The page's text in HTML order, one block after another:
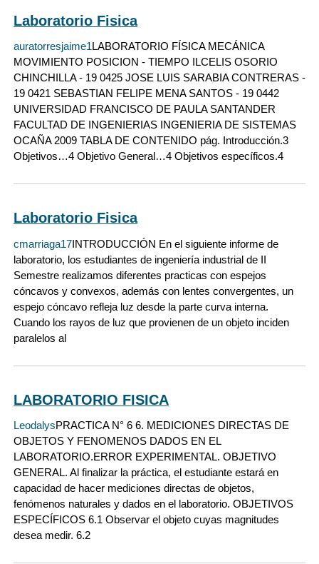
Laboratorio Fisica
auratorresjaime1LABORATORIO FÍSICA MECÁNICA
MOVIMIENTO POSICION - TIEMPO ILCELIS OSORIO
CHINCHILLA - 19 0425 JOSE LUIS SARABIA CONTRERAS -
19 0421 SEBASTIAN FELIPE MENA SANTOS - 19 0442
UNIVERSIDAD FRANCISCO DE PAULA SANTANDER
FACULTAD DE INGENIERIAS INGENIERIA DE SISTEMAS
OCAÑA 2009 TABLA DE CONTENIDO pág. Introducción.3
Objetivos…4 Objetivo General…4 Objetivos específicos.4
Laboratorio Fisica
cmarriaga17INTRODUCCIÓN En el siguiente informe de
laboratorio, los estudiantes de ingeniería industrial de II
Semestre realizamos diferentes practicas con espejos
cóncavos y convexos, además con lentes convergentes, un
espejo cóncavo refleja luz desde la parte curva interna.
Cuando los rayos de luz que provienen de un objeto inciden
paralelos al
LABORATORIO FISICA
LeodalysPRACTICA N° 6 6. MEDICIONES DIRECTAS DE
OBJETOS Y FENOMENOS DADOS EN EL
LABORATORIO.ERROR EXPERIMENTAL. OBJETIVO
GENERAL. Al finalizar la práctica, el estudiante estará en
capacidad de hacer mediciones directas de objetos,
fenómenos naturales y dados en el laboratorio. OBJETIVOS
ESPECÍFICOS 6.1 Observar el objeto cuyas magnitudes
desea medir. 6.2